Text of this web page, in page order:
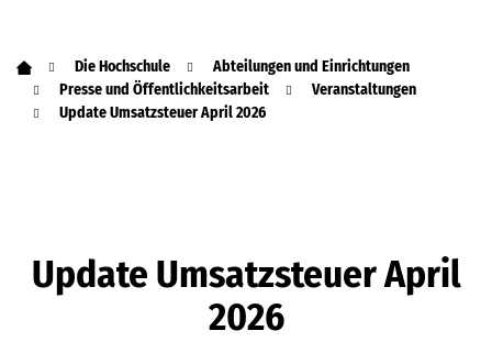
Die Hochschule
Abteilungen und Einrichtungen
Presse und Öffentlichkeitsarbeit
Veranstaltungen
Update Umsatzsteuer April 2026
Update Umsatzsteuer April
2026